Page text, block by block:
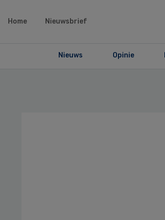
Home Nieuwsbrief
Nieuws Opinie